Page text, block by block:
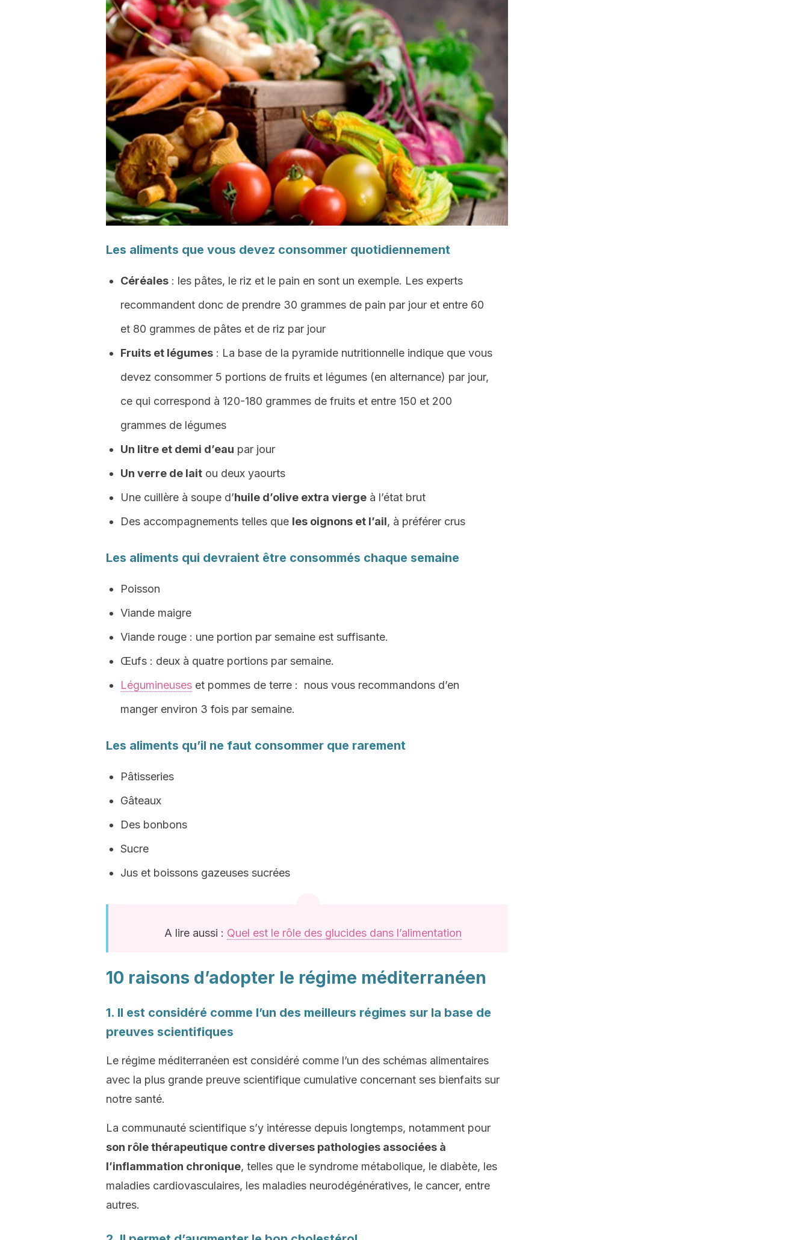
Les aliments que vous devez consommer quotidiennement
Céréales : les pâtes, le riz et le pain en sont un exemple. Les experts
recommandent donc de prendre 30 grammes de pain par jour et entre 60
et 80 grammes de pâtes et de riz par jour
Fruits et légumes : La base de la pyramide nutritionnelle indique que vous
devez consommer 5 portions de fruits et légumes (en alternance) par jour,
ce qui correspond à 120-180 grammes de fruits et entre 150 et 200
grammes de légumes
Un litre et demi d’eau par jour
Un verre de lait ou deux yaourts
Une cuillère à soupe d’huile d’olive extra vierge à l’état brut
Des accompagnements telles que les oignons et l’ail, à préférer crus
Les aliments qui devraient être consommés chaque semaine
Poisson
Viande maigre
Viande rouge : une portion par semaine est suffisante.
Œufs : deux à quatre portions par semaine.
Légumineuses et pommes de terre : nous vous recommandons d’en
manger environ 3 fois par semaine.
Les aliments qu’il ne faut consommer que rarement
Pâtisseries
Gâteaux
Des bonbons
Sucre
Jus et boissons gazeuses sucrées
A lire aussi : Quel est le rôle des glucides dans l’alimentation
10 raisons d’adopter le régime méditerranéen
1. Il est considéré comme l’un des meilleurs régimes sur la base de
preuves scientifiques
Le régime méditerranéen est considéré comme l’un des schémas alimentaires
avec la plus grande preuve scientifique cumulative concernant ses bienfaits sur
notre santé.
La communauté scientifique s’y intéresse depuis longtemps, notamment pour
son rôle thérapeutique contre diverses pathologies associées à
l’inflammation chronique, telles que le syndrome métabolique, le diabète, les
maladies cardiovasculaires, les maladies neurodégénératives, le cancer, entre
autres.